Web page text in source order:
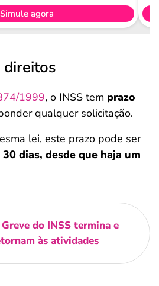
Simule agora
direitos
1999, o INSS tem prazo
qualquer solicitação.
lei, este prazo pode ser
dias, desde que haja um
Greve do INSS termina e
às atividades